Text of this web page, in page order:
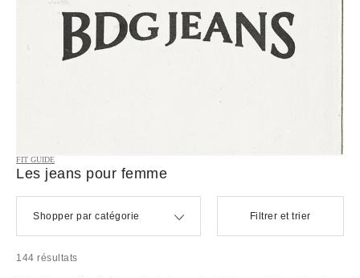
FIT GUIDE
Les jeans pour femme
Shopper par catégorie Filtrer et trier
144 résultats